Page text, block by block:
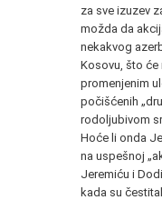
za sve izuzev
možda da
nekakvog
Kosovu, što će
promenjenim
počišćenih
rodoljubivom
Hoće li onda
na uspešnoj
Jeremiću i
kada su